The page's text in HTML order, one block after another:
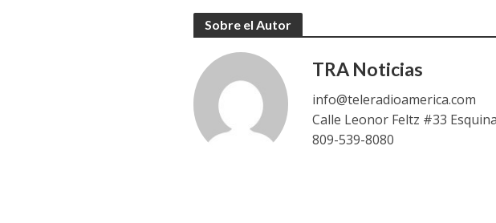
Sobre el Autor
TRA Noticias
info@teleradioamerica.com
Calle Leonor Feltz #33
809-539-8080